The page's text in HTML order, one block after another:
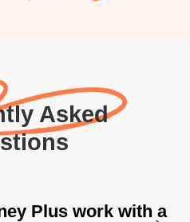
Asked
Plus work with a